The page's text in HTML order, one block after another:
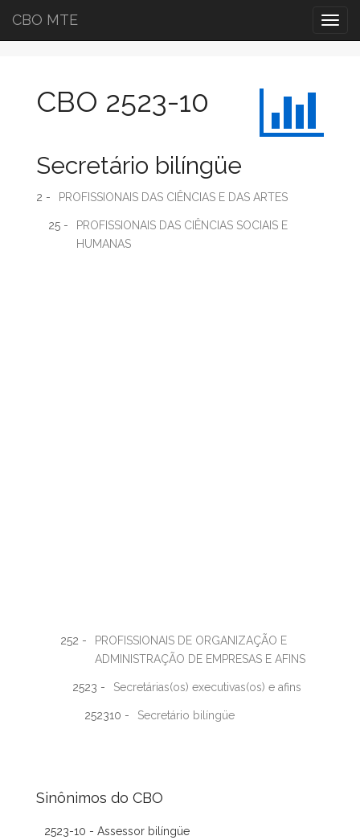
CBO MTE
CBO 2523-10
Secretário bilíngüe
2 - PROFISSIONAIS DAS CIÊNCIAS E DAS ARTES
25 -
PROFISSIONAIS DAS CIÊNCIAS SOCIAIS E
HUMANAS
252 -
PROFISSIONAIS DE ORGANIZAÇÃO E
ADMINISTRAÇÃO DE EMPRESAS E AFINS
2523 - Secretárias(os) executivas(os) e afins
252310 - Secretário bilíngüe
Sinônimos do CBO
2523-10 - Assessor bilíngüe